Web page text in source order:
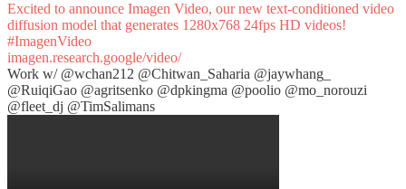
Excited to announce Imagen Video, our new text-conditioned video
diffusion model that generates 1280x768 24fps HD videos!
#ImagenVideo
imagen.research.google/video/
Work w/ @wchan212 @Chitwan_Saharia @jaywhang_
@RuiqiGao @agritsenko @dpkingma @poolio @mo_norouzi
@fleet_dj @TimSalimans